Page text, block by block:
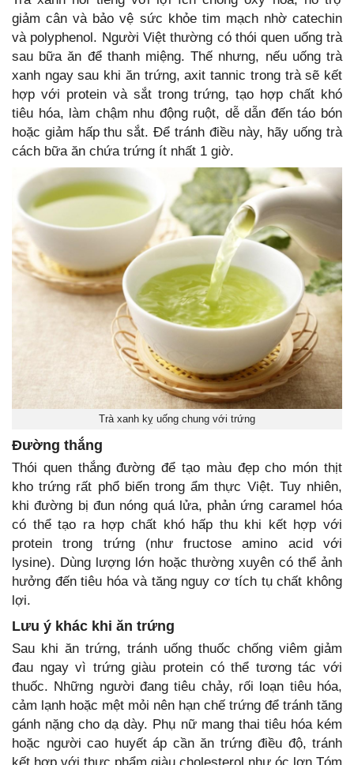
giảm cân và bảo vệ sức khỏe tim mạch nhờ catechin
và polyphenol. Người Việt thường có thói quen uống trà
sau bữa ăn để thanh miệng. Thế nhưng, nếu uống trà
xanh ngay sau khi ăn trứng, axit tannic trong trà sẽ kết
hợp với protein và sắt trong trứng, tạo hợp chất khó
tiêu hóa, làm chậm nhu động ruột, dễ dẫn đến táo bón
hoặc giảm hấp thu sắt. Để tránh điều này, hãy uống trà
cách bữa ăn chứa trứng ít nhất 1 giờ.
Trà xanh kỵ uống chung với trứng
Đường thắng
Thói quen thắng đường để tạo màu đẹp cho món thịt
kho trứng rất phổ biến trong ẩm thực Việt. Tuy nhiên,
khi đường bị đun nóng quá lửa, phản ứng caramel hóa
có thể tạo ra hợp chất khó hấp thu khi kết hợp với
protein trong trứng (như fructose amino acid với
lysine). Dùng lượng lớn hoặc thường xuyên có thể ảnh
hưởng đến tiêu hóa và tăng nguy cơ tích tụ chất không
lợi.
Lưu ý khác khi ăn trứng
Sau khi ăn trứng, tránh uống thuốc chống viêm giảm
đau ngay vì trứng giàu protein có thể tương tác với
thuốc. Những người đang tiêu chảy, rối loạn tiêu hóa,
cảm lạnh hoặc mệt mỏi nên hạn chế trứng để tránh tăng
gánh nặng cho dạ dày. Phụ nữ mang thai tiêu hóa kém
hoặc người cao huyết áp cần ăn trứng điều độ, tránh
kết hợp với thực phẩm giàu cholesterol như óc lợn.Tóm